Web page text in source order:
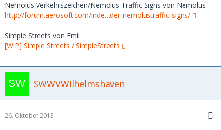
Nemolus Verkehrszeichen/Nemolus Traffic Signs von Nemolus
http://forum.aerosoft.com/inde…der-nemolustraffic-signs/
Simple Streets von Emil
[WiP] Simple Streets / SimpleStreets
SWWVWilhelmshaven
26. Oktober 2013